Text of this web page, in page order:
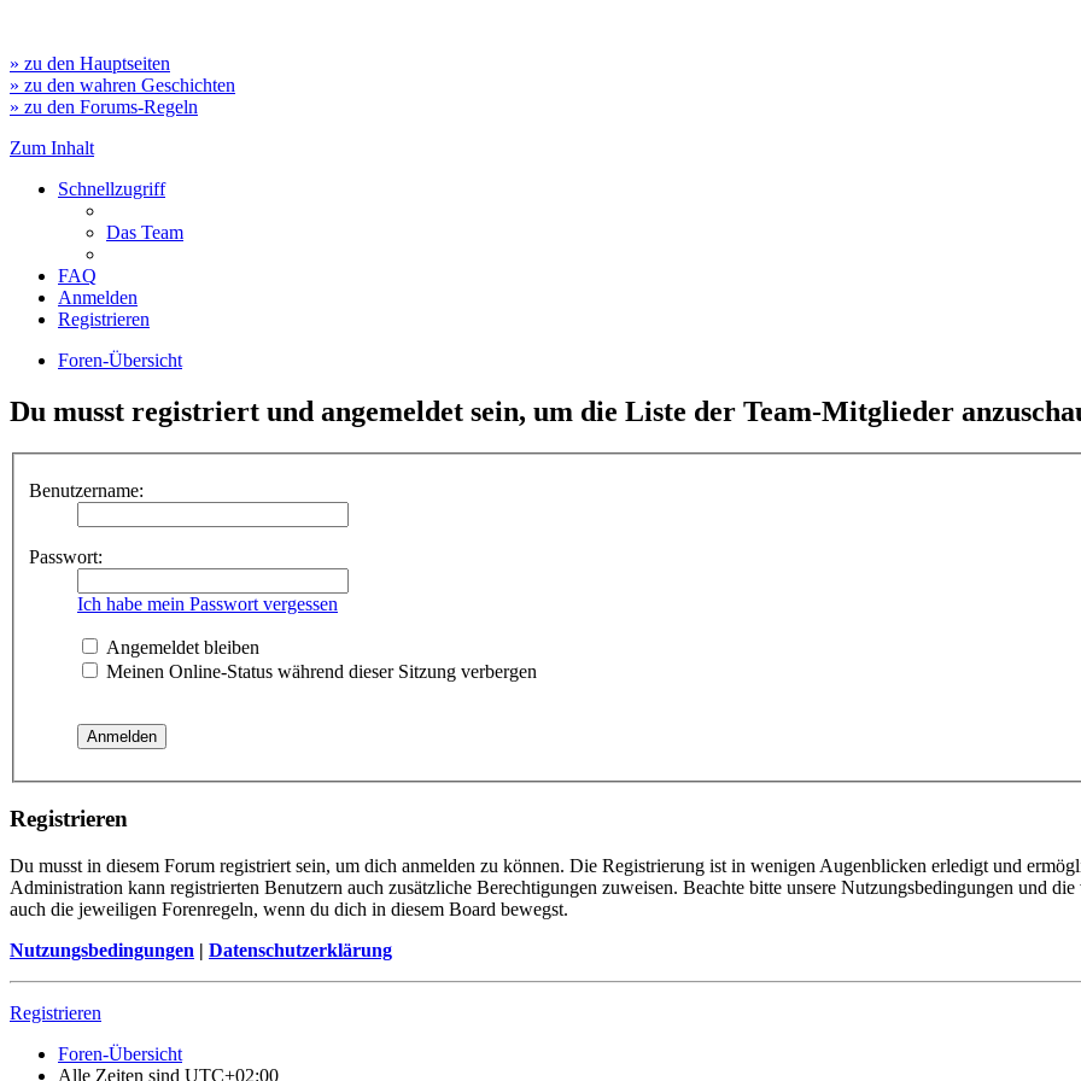
» zu den Hauptseiten
» zu den wahren Geschichten
» zu den Forums-Regeln
Zum Inhalt
Schnellzugriff
Das Team
FAQ
Anmelden
Registrieren
Foren-Übersicht
Du musst registriert und angemeldet sein, um die Liste der Team-Mitglieder
Benutzername:
Passwort:
Ich habe mein Passwort vergessen
Angemeldet bleiben
Meinen Online-Status während dieser Sitzung verbergen
Registrieren
Du musst in diesem Forum registriert sein, um dich anmelden zu können. Die Registrierung ist in wenigen Augenblicken erledigt und
Administration kann registrierten Benutzern auch zusätzliche Berechtigungen zuweisen. Beachte bitte unsere Nutzungsbedingungen und
auch die jeweiligen Forenregeln, wenn du dich in diesem Board bewegst.
Nutzungsbedingungen | Datenschutzerklärung
Registrieren
Foren-Übersicht
Alle Zeiten sind UTC+02:00